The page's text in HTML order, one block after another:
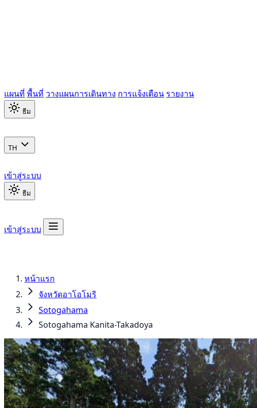
แผนที่ พื้นที่ วางแผนการเดินทาง การแจ้งเตือน รายงาน
ธีม
TH
เข้าสู่ระบบ
ธีม
เข้าสู่ระบบ
หน้าแรก
จังหวัดอาโอโมริ
Sotogahama
Sotogahama Kanita-Takadoya